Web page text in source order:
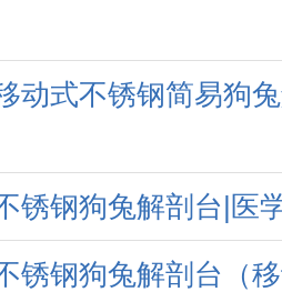
动式不锈钢简易狗
锈钢狗兔解剖台|医
锈钢狗兔解剖台（